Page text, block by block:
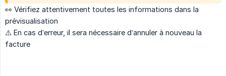
👀 Vérifiez attentivement toutes les informations dans la
prévisualisation
⚠️ En cas d’erreur, il sera nécessaire d’annuler à nouveau la
facture